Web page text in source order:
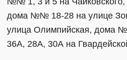
дома №№ 18-28 на улице
улица Олимпийская, дома
36А, 28А, 30А на